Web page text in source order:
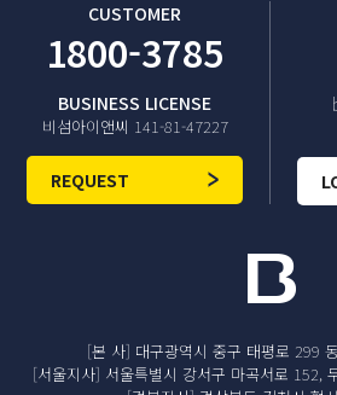
CUSTOMER
1800-3785
BUSINESS LICENSE
비섬아이앤씨 141-81-47227
REQUEST
[본 사] 대구광역시 중구 태평로 299
[서울지사] 서울특별시 강서구 마곡서로 152,